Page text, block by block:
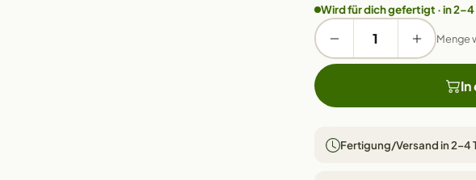
Wird für dich gefertigt · in 2–4
Menge
In
Fertigung/Versand in 2–4